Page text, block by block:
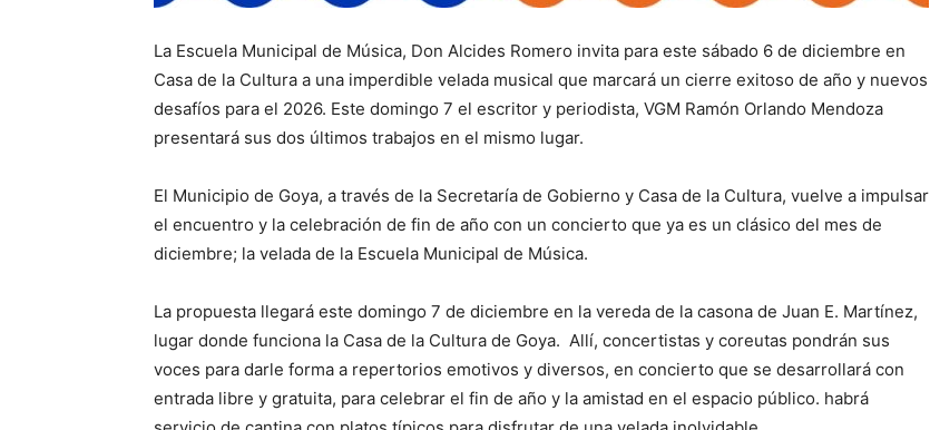
La Escuela Municipal de Música, Don Alcides Romero invita para este sábado 6 de diciembre en
Casa de la Cultura a una imperdible velada musical que marcará un cierre exitoso de año y nuevos
desafíos para el 2026. Este domingo 7 el escritor y periodista, VGM Ramón Orlando Mendoza
presentará sus dos últimos trabajos en el mismo lugar.
El Municipio de Goya, a través de la Secretaría de Gobierno y Casa de la Cultura, vuelve a impulsar
el encuentro y la celebración de fin de año con un concierto que ya es un clásico del mes de
diciembre; la velada de la Escuela Municipal de Música.
La propuesta llegará este domingo 7 de diciembre en la vereda de la casona de Juan E. Martínez,
lugar donde funciona la Casa de la Cultura de Goya. Allí, concertistas y coreutas pondrán sus
voces para darle forma a repertorios emotivos y diversos, en concierto que se desarrollará con
entrada libre y gratuita, para celebrar el fin de año y la amistad en el espacio público. habrá